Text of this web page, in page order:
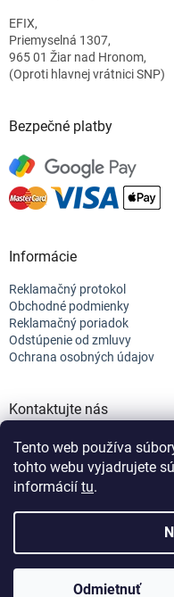
Tento web používa
tohto webu vyjadrujete
informácií tu.
Odmietnuť
EFIX,
Priemyselná 1307,
965 01 Žiar nad Hronom,
(Oproti hlavnej vrátnici SNP)
Bezpečné platby
Informácie
Reklamačný protokol
Obchodné podmienky
Reklamačný poriadok
Odstúpenie od zmluvy
Ochrana osobných údajov
Kontaktujte nás
+421 944 682 154
info@efix.top
.
cookiesNastavenie |